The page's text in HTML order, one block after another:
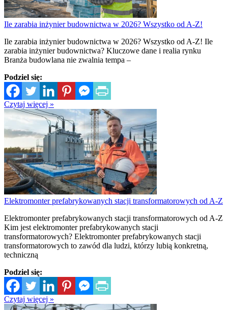
Ile zarabia inżynier budownictwa w 2026? Wszystko od A-Z!
Ile zarabia inżynier budownictwa w 2026? Wszystko od A-Z! Ile
zarabia inżynier budownictwa? Kluczowe dane i realia rynku
Branża budowlana nie zwalnia tempa –
Podziel się:
Czytaj więcej »
Elektromonter prefabrykowanych stacji transformatorowych od A-Z
Elektromonter prefabrykowanych stacji transformatorowych od A-Z
Kim jest elektromonter prefabrykowanych stacji
transformatorowych? Elektromonter prefabrykowanych stacji
transformatorowych to zawód dla ludzi, którzy lubią konkretną,
techniczną
Podziel się:
Czytaj więcej »